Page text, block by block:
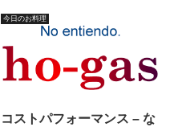
いうことです、念のため）いや、
実は疲れているのは日記を書いた
せいではなかった。日記の前フリ
に熱中して、買い物行くの若干遅
れ...
今日のお料理
コストパフォーマンス – な